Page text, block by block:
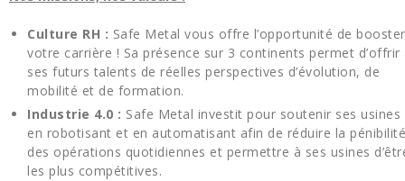
Culture RH : Safe Metal vous offre l’opportunité de booster
votre carrière ! Sa présence sur 3 continents permet d’offrir
ses futurs talents de réelles perspectives d’évolution, de
mobilité et de formation.
Industrie 4.0 : Safe Metal investit pour soutenir ses usines
en robotisant et en automatisant afin de réduire la pénibilité
des opérations quotidiennes et permettre à ses usines
les plus compétitives.